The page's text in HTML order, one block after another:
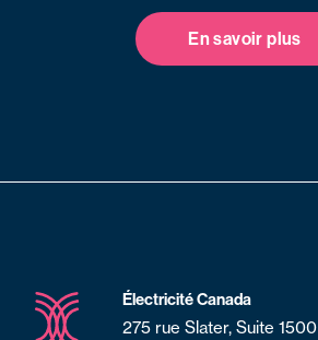
En savoir plus
Électricité Canada
275 rue Slater, Suite 1500